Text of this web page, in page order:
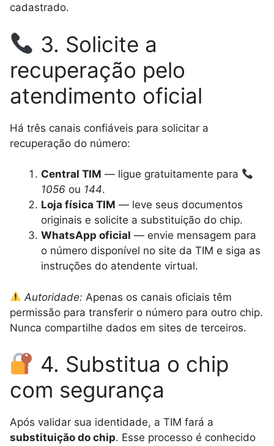
cadastrado.
3. Solicite a
recuperação pelo
atendimento oficial
Há três canais confiáveis para solicitar a
recuperação do número:
Central TIM — ligue gratuitamente para
1056 ou 144.
Loja física TIM — leve seus documentos
originais e solicite a substituição do chip.
WhatsApp oficial — envie mensagem para
o número disponível no site da TIM e siga as
instruções do atendente virtual.
Autoridade: Apenas os canais oficiais têm
permissão para transferir o número para outro chip.
Nunca compartilhe dados em sites de terceiros.
4. Substitua o chip
com segurança
Após validar sua identidade, a TIM fará a
substituição do chip. Esse processo é conhecido